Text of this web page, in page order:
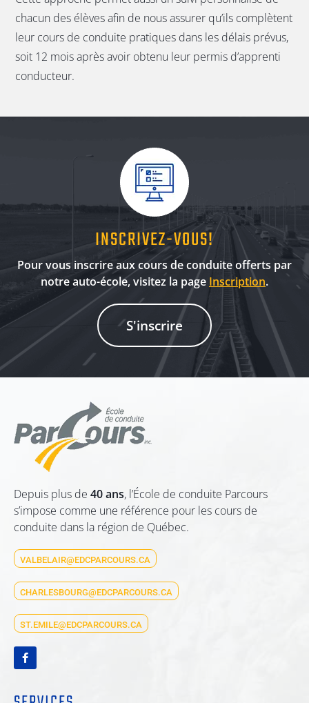
chacun des élèves afin de nous assurer qu’ils complètent
leur cours de conduite pratiques dans les délais prévus,
soit 12 mois après avoir obtenu leur permis d’apprenti
conducteur.
INSCRIVEZ-VOUS!
Pour vous inscrire aux cours de conduite offerts par
notre auto-école, visitez la page Inscription.
S'inscrire
Depuis plus de 40 ans, l’École de conduite Parcours
s’impose comme une référence pour les cours de
conduite dans la région de Québec.
VALBELAIR@EDCPARCOURS.CA
CHARLESBOURG@EDCPARCOURS.CA
ST.EMILE@EDCPARCOURS.CA